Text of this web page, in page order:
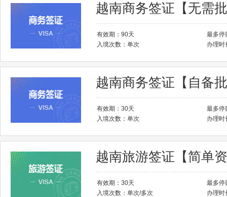
瑞典
瑞士
白俄罗斯 保加利亚
越南商务签证【无需
有效期：90天
最多停
入境次数：单次
办理时
越南商务签证【自备
有效期：30天
最多停
入境次数：单次
办理时
越南旅游签证【简单
有效期：30天
最多停
入境次数：单次/多次
办理时